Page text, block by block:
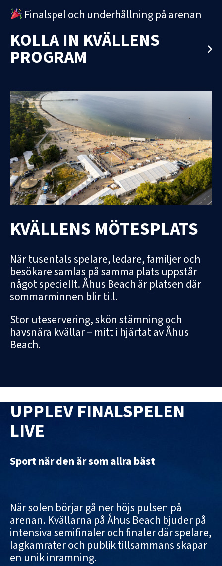
Finalspel och underhållning på arenan
KOLLA IN KVÄLLENS
PROGRAM
KVÄLLENS MÖTESPLATS
När tusentals spelare, ledare, familjer och
besökare samlas på samma plats uppstår
något speciellt. Åhus Beach är platsen där
sommarminnen blir till.
Stor uteservering, skön stämning och
havsnära kvällar – mitt i hjärtat av Åhus
Beach.
UPPLEV FINALSPELEN
LIVE
Sport när den är som allra bäst
När solen börjar gå ner höjs pulsen på
arenan. Kvällarna på Åhus Beach bjuder på
intensiva semifinaler och finaler där spelare,
lagkamrater och publik tillsammans skapar
en unik inramning.